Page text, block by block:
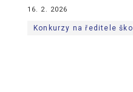
16. 2. 2026
Konkurzy na ředitele škol